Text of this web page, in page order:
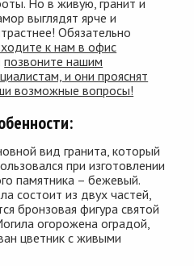
выглядят ярче и
Обязательно
к нам в офис
позвоните нашим
и они прояснят
возможные вопросы!
вид гранита, который
при изготовлении
памятника – бежевый.
состоит из двух частей,
бронзовая фигура святой
огорожена оградой,
цветник с живыми